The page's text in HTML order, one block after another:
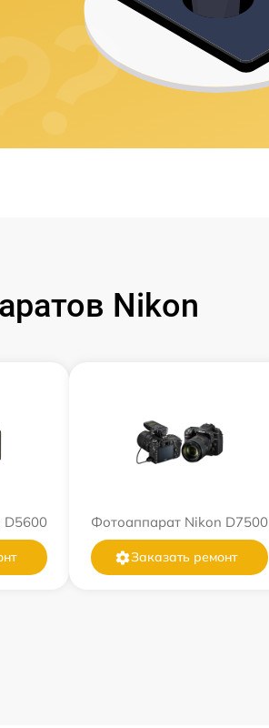
Nikon
D5600 Фотоаппарат Nikon D7500
Заказать ремонт